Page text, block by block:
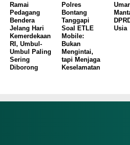
Ramai
Pedagang
Bendera
Jelang Hari
Kemerdekaan
RI, Umbul-
Umbul Paling
Sering
Diborong
Polres
Bontang
Tanggapi
Soal ETLE
Mobile:
Bukan
Mengintai,
tapi Menjaga
Keselamatan
Usia